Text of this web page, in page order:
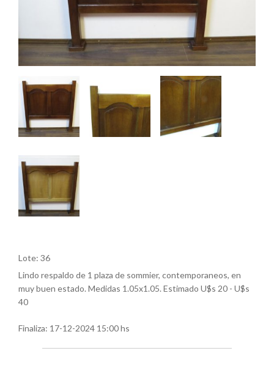
Lote: 36
Lindo respaldo de 1 plaza de sommier, contemporaneos, en
muy buen estado. Medidas 1.05x1.05. Estimado U$s 20 - U$s
40
Finaliza: 17-12-2024 15:00 hs